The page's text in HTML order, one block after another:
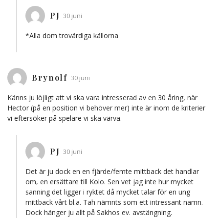
PJ 30 juni
*Alla dom trovärdiga källorna
Brynolf 30 juni
Känns ju löjligt att vi ska vara intresserad av en 30 åring, när
Hector (på en position vi behöver mer) inte är inom de kriterier
vi eftersöker på spelare vi ska värva.
PJ 30 juni
Det är ju dock en en fjärde/femte mittback det handlar
om, en ersättare till Kolo. Sen vet jag inte hur mycket
sanning det ligger i ryktet då mycket talar för en ung
mittback vårt bl.a. Tah nämnts som ett intressant namn.
Dock hänger ju allt på Sakhos ev. avstängning.